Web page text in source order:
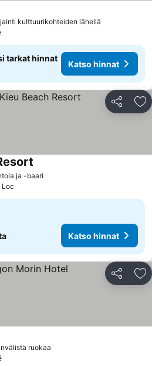
kulttuurikohteiden lähellä
tarkat hinnat
Katso hinnat
Jaa
ja -baari
Loc
Katso hinnat
Jaa
ruokaa